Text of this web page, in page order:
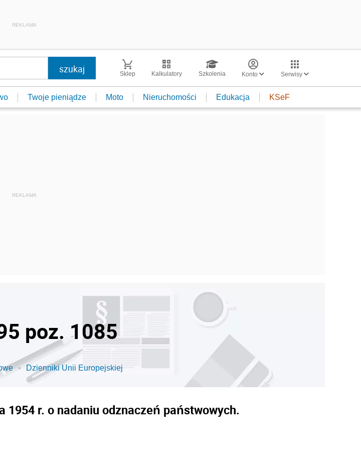
REKLAMA
Sklep Kalkulatory Szkolenia Konto Serwisy
Twoje pieniądze Moto Nieruchomości Edukacja KSeF
poz. 1085
Dzienniki Unii Europejskiej
1954 r. o nadaniu odznaczeń państwowych.